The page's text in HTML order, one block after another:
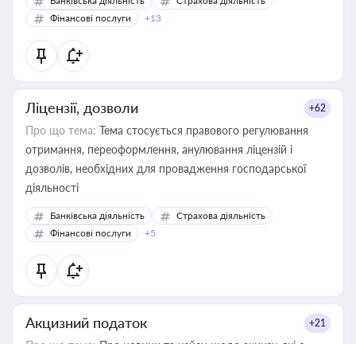
Фінансові послуги
+13
Ліцензії, дозволи +62
Про що тема: Тема стосується правового регулювання
отримання, переоформлення, анулювання ліцензій і
дозволів, необхідних для провадження господарської
діяльності
Банківська діяльність
Страхова діяльність
Фінансові послуги
+5
Акцизний податок +21